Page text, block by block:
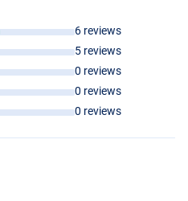
6 reviews
5 reviews
0 reviews
0 reviews
0 reviews